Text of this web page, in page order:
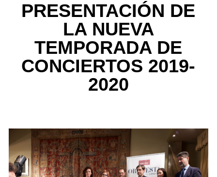
PRESENTACIÓN DE
LA NUEVA
TEMPORADA DE
CONCIERTOS 2019-
2020